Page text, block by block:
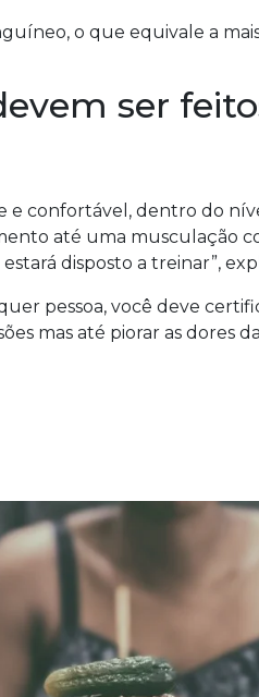
o que equivale a
ser
e confortável, dentro do
até uma musculação
disposto a treinar”,
pessoa, você deve
mas até piorar as dores da